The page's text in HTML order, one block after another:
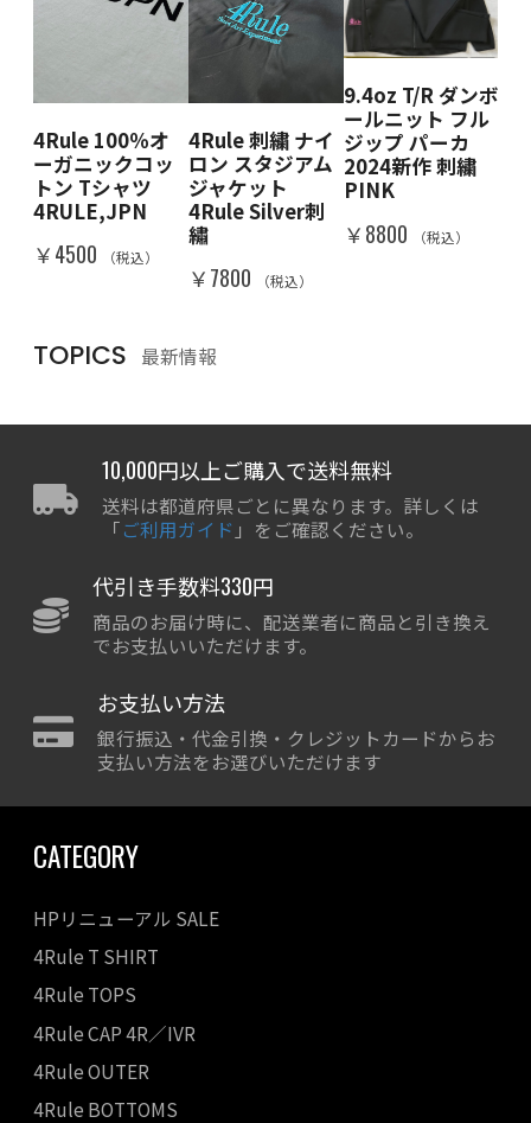
4Rule 100％オ
ーガニックコッ
トン Tシャツ
4RULE,JPN
￥4500 （税込）
4Rule 刺繍 ナイ
ロン スタジアム
ジャケット
4Rule Silver刺
繡
￥7800 （税込）
9.4oz T/R ダンボ
ールニット フル
ジップ パーカ
2024新作 刺繍
PINK
￥8800 （税込）
TOPICS 最新情報
10,000円以上ご購入で送料無料
送料は都道府県ごとに異なります。詳しくは
「ご利用ガイド 」をご確認ください。
代引き手数料330円
商品のお届け時に、配送業者に商品と引き換え
でお支払いいただけます。
お支払い方法
銀行振込・代金引換・クレジットカードからお
支払い方法をお選びいただけます
CATEGORY
HPリニューアル SALE
4Rule T SHIRT
4Rule TOPS
4Rule CAP 4R／IVR
4Rule OUTER
4Rule BOTTOMS